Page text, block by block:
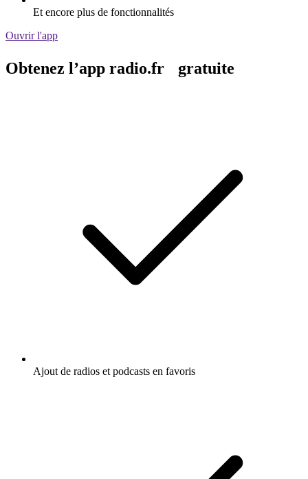
Et encore plus de fonctionnalités
Ouvrir l'app
Obtenez l’app radio.fr gratuite
Ajout de radios et podcasts en favoris